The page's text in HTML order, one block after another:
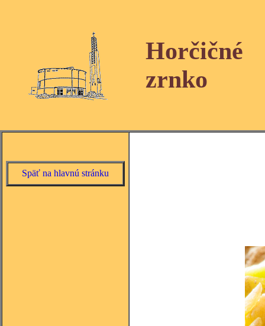
Horčičné
zrnko
Späť na hlavnú stránku